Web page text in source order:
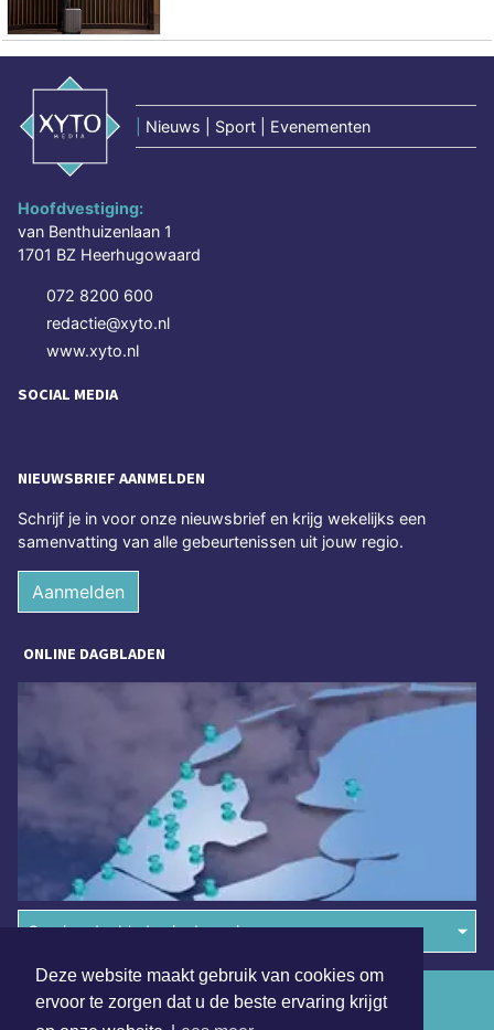
Deze website maakt gebruik van cookies om
ervoor te zorgen dat u de beste ervaring krijgt
Nieuws | Sport | Evenementen
Hoofdvestiging:
van Benthuizenlaan 1
1701 BZ Heerhugowaard
072 8200 600
redactie@xyto.nl
www.xyto.nl
SOCIAL MEDIA
NIEUWSBRIEF AANMELDEN
Schrijf je in voor onze nieuwsbrief en krijg wekelijks een
samenvatting van alle gebeurtenissen uit jouw regio.
Aanmelden
ONLINE DAGBLADEN
Overige dagbladen in de regio
Algemene voorwaarden